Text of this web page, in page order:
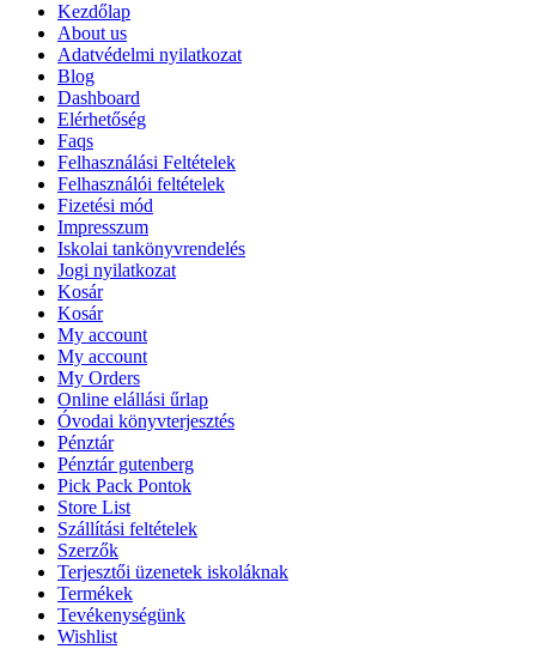
Kezdőlap
About us
Adatvédelmi nyilatkozat
Blog
Dashboard
Elérhetőség
Faqs
Felhasználási Feltételek
Felhasználói feltételek
Fizetési mód
Impresszum
Iskolai tankönyvrendelés
Jogi nyilatkozat
Kosár
Kosár
My account
My account
My Orders
Online elállási űrlap
Óvodai könyvterjesztés
Pénztár
Pénztár gutenberg
Pick Pack Pontok
Store List
Szállítási feltételek
Szerzők
Terjesztői üzenetek iskoláknak
Termékek
Tevékenységünk
Wishlist